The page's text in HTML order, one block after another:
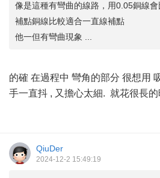
像是這種有彎曲的線路，用0.05銅線
補點銅線比較適合一直線補點
他一但有彎曲現象 ...
的確 在過程中 彎角的部分 很想用
手一直抖 , 又擔心太細. 就花很長
QiuDer
2024-12-2 15:49:19